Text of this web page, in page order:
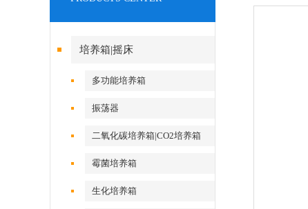
培养箱|摇床
多功能培养箱
振荡器
二氧化碳培养箱|CO2培养箱
霉菌培养箱
生化培养箱